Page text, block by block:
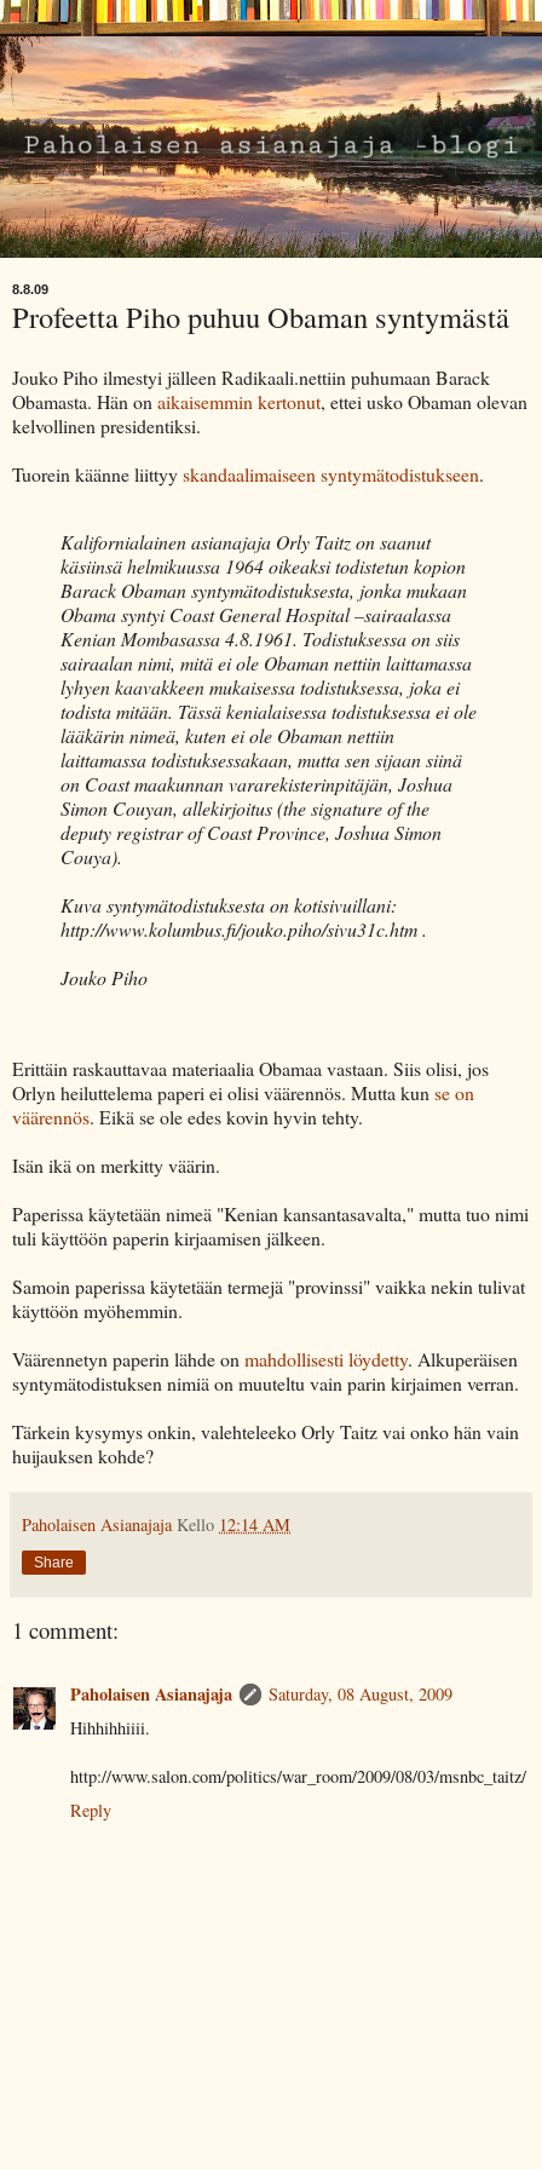
8.8.09
Profeetta Piho puhuu Obaman syntymästä
Jouko Piho ilmestyi jälleen Radikaali.nettiin puhumaan Barack
Obamasta. Hän on aikaisemmin kertonut, ettei usko Obaman olevan
kelvollinen presidentiksi.
Tuorein käänne liittyyskandaalimaiseen syntymätodistukseen.
Kalifornialainen asianajaja Orly Taitz on saanut
käsiinsä helmikuussa 1964 oikeaksi todistetun kopion
Barack Obaman syntymätodistuksesta, jonka mukaan
Obama syntyi Coast General Hospital –sairaalassa
Kenian Mombasassa 4.8.1961. Todistuksessa on siis
sairaalan nimi, mitä ei ole Obaman nettiin laittamassa
lyhyen kaavakkeen mukaisessa todistuksessa, joka ei
todista mitään. Tässä kenialaisessa todistuksessa ei ole
lääkärin nimeä, kuten ei ole Obaman nettiin
laittamassa todistuksessakaan, mutta sen sijaan siinä
on Coast maakunnan vararekisterinpitäjän, Joshua
Simon Couyan, allekirjoitus (the signature of the
deputy registrar of Coast Province, Joshua Simon
Couya).
Kuva syntymätodistuksesta on kotisivuillani:
http://www.kolumbus.fi/jouko.piho/sivu31c.htm .
Jouko Piho
Erittäin raskauttavaa materiaalia Obamaa vastaan. Siis olisi, jos
Orlyn heiluttelema paperi ei olisi väärennös. Mutta kunse on
väärennös. Eikä se ole edes kovin hyvin tehty.
Isän ikä on merkitty väärin.
Paperissa käytetään nimeä "Kenian kansantasavalta," mutta tuo nimi
tuli käyttöön paperin kirjaamisen jälkeen.
Samoin paperissa käytetään termejä "provinssi" vaikka nekin tulivat
käyttöön myöhemmin.
Väärennetyn paperin lähde onmahdollisesti löydetty. Alkuperäisen
syntymätodistuksen nimiä on muuteltu vain parin kirjaimen verran.
Tärkein kysymys onkin, valehteleeko Orly Taitz vai onko hän vain
huijauksen kohde?
Paholaisen Asianajaja Kello 12:14 AM
Share
1 comment:
Paholaisen Asianajaja
Saturday, 08 August, 2009
Hihhihhiiii.
http://www.salon.com/politics/war_room/2009/08/03/msnbc_taitz/
Reply